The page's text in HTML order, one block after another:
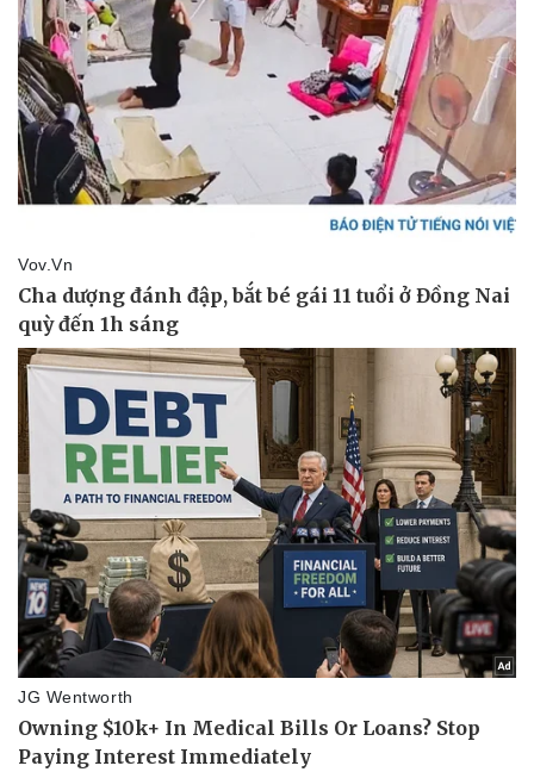
Tin nóng
Tư vấn luật
Việt Nam
Phân tích